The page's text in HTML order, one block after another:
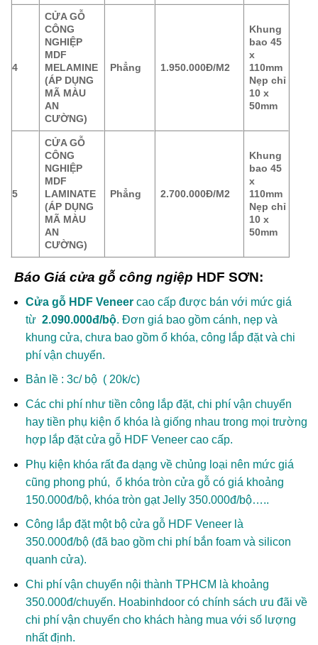
4
CỬA GỖ
CÔNG
NGHIỆP
MDF
MELAMINE
(ÁP DỤNG
MÃ MÀU
AN
CƯỜNG)
Phẳng 1.950.000Đ/M2
Khung
bao 45
x
110mm
Nẹp chỉ
10 x
50mm
5
CỬA GỖ
CÔNG
NGHIỆP
MDF
LAMINATE
(ÁP DỤNG
MÃ MÀU
AN
CƯỜNG)
Phẳng 2.700.000Đ/M2
Khung
bao 45
x
110mm
Nẹp chỉ
10 x
50mm
Báo Giá cửa gỗ công ngiệp HDF SƠN:
Cửa gỗ HDF Veneercao cấp được bán với mức giá
từ 2.090.000đ/bộ. Đơn giá bao gồm cánh, nẹp và
khung cửa, chưa bao gồm ổ khóa, công lắp đặt và chi
phí vận chuyển.
Bản lề : 3c/ bộ ( 20k/c)
Các chi phí như tiền công lắp đặt, chi phí vận chuyển
hay tiền phụ kiện ổ khóa là giống nhau trong mọi trường
hợp lắp đặt cửa gỗ HDF Veneer cao cấp.
Phụ kiện khóa rất đa dạng về chủng loại nên mức giá
cũng phong phú, ổ khóa tròn cửa gỗ có giá khoảng
150.000đ/bộ, khóa tròn gạt Jelly 350.000đ/bộ…..
Công lắp đặt một bộ cửa gỗ HDF Veneer là
350.000đ/bộ (đã bao gồm chi phí bắn foam và silicon
quanh cửa).
Chi phí vận chuyển nội thành TPHCM là khoảng
350.000đ/chuyến. Hoabinhdoor có chính sách ưu đãi về
chi phí vận chuyển cho khách hàng mua với số lượng
nhất định.